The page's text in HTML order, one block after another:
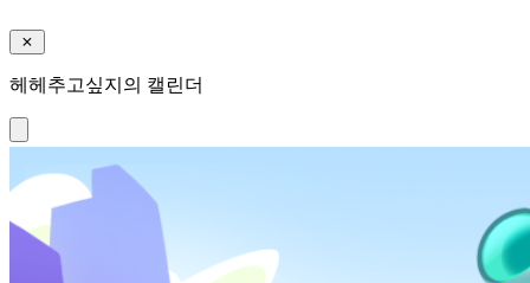
헤헤추고싶지의 캘린더